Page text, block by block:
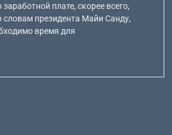
плате, скорее всего,
словам президента Майи Санду,
время для